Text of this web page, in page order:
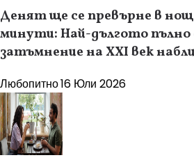
Денят ще се превърне в нощ
минути: Най-дългото пълно
затъмнение на XXI век
Любопитно16 Юли 2026